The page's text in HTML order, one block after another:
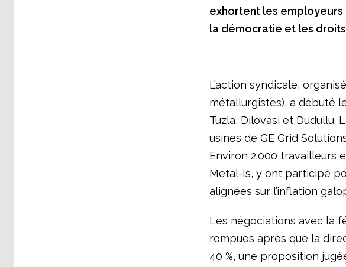
exhortent les
la démocratie et les
L’action syndicale,
métallurgistes), a débuté
Tuzla, Dilovasi et Dudullu.
usines de GE Grid
Environ 2.000 travailleurs
Metal-Is, y ont participé
alignées sur l’inflation
Les négociations avec la
rompues après que la
40 %, une proposition